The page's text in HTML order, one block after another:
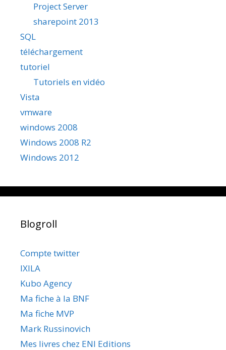
Project Server
sharepoint 2013
SQL
téléchargement
tutoriel
Tutoriels en vidéo
Vista
vmware
windows 2008
Windows 2008 R2
Windows 2012
Blogroll
Compte twitter
IXILA
Kubo Agency
Ma fiche à la BNF
Ma fiche MVP
Mark Russinovich
Mes livres chez ENI Editions